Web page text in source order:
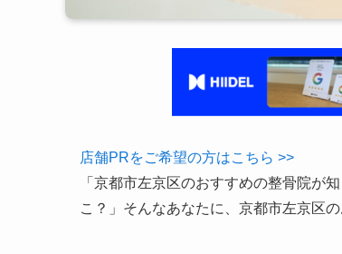
店舗PRをご希望の方はこちら >>
「京都市左京区のおすすめの整骨院が
こ？」そんなあなたに、京都市左京区